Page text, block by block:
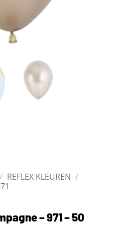
/ REFLEX KLEUREN /
– 971 – 50